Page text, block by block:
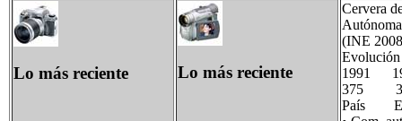
Lo más reciente Lo más reciente
Cervera
(INE
Evolución
1991
375
País